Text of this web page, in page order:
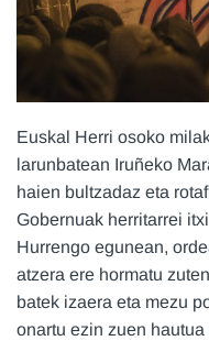
Euskal Herri osoko
larunbatean Iruñeko
haien bultzadaz eta
Gobernuak herritarrei
Hurrengo egunean,
atzera ere hormatu
batek izaera eta mezu
onartu ezin zuen